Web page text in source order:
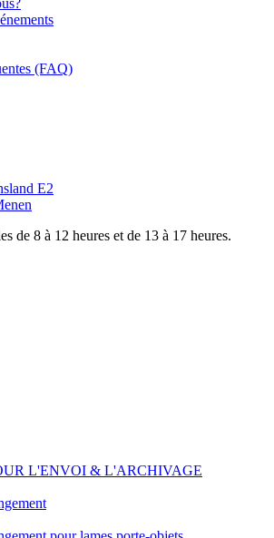
(FAQ)
E2
de 8 à 12 heures et de 13 à 17 heures.
L'ENVOI & L'ARCHIVAGE